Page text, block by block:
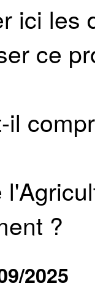
ici les
ce
il
?
2025